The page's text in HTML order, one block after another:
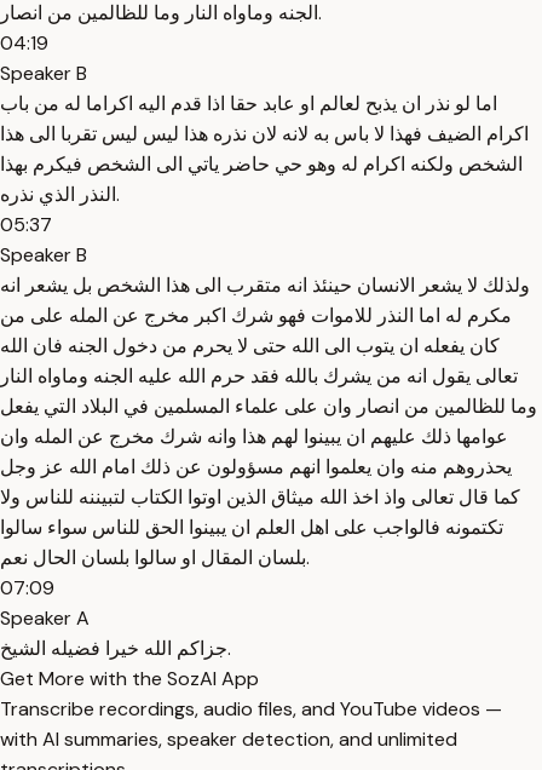
الجنه وماواه النار وما للظالمين من انصار.
04:19
Speaker B
اما لو نذر ان يذبح لعالم او عابد حقا اذا قدم اليه اكراما له من باب
اكرام الضيف فهذا لا باس به لانه لان نذره هذا ليس ليس تقربا الى هذا
الشخص ولكنه اكرام له وهو حي حاضر ياتي الى الشخص فيكرم بهذا
النذر الذي نذره.
05:37
Speaker B
ولذلك لا يشعر الانسان حينئذ انه متقرب الى هذا الشخص بل يشعر انه
مكرم له اما النذر للاموات فهو شرك اكبر مخرج عن المله على من
كان يفعله ان يتوب الى الله حتى لا يحرم من دخول الجنه فان الله
تعالى يقول انه من يشرك بالله فقد حرم الله عليه الجنه وماواه النار
وما للظالمين من انصار وان على علماء المسلمين في البلاد التي يفعل
عوامها ذلك عليهم ان يبينوا لهم هذا وانه شرك مخرج عن المله وان
يحذروهم منه وان يعلموا انهم مسؤولون عن ذلك امام الله عز وجل
كما قال تعالى واذ اخذ الله ميثاق الذين اوتوا الكتاب لتبيننه للناس ولا
تكتمونه فالواجب على اهل العلم ان يبينوا الحق للناس سواء سالوا
بلسان المقال او سالوا بلسان الحال نعم.
07:09
Speaker A
جزاكم الله خيرا فضيله الشيخ.
Get More with the SozAI App
Transcribe recordings, audio files, and YouTube videos —
with AI summaries, speaker detection, and unlimited